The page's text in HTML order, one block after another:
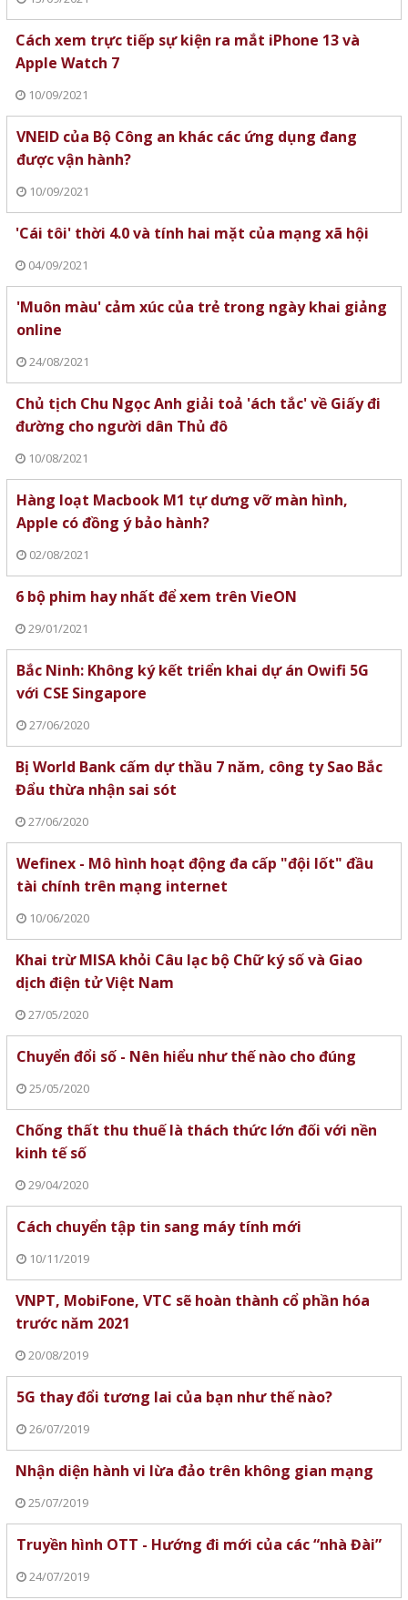
Cách xem trực tiếp sự kiện ra mắt iPhone 13 và
Apple Watch 7
10/09/2021
VNEID của Bộ Công an khác các ứng dụng đang
được vận hành?
10/09/2021
'Cái tôi' thời 4.0 và tính hai mặt của mạng xã hội
04/09/2021
'Muôn màu' cảm xúc của trẻ trong ngày khai giảng
online
24/08/2021
Chủ tịch Chu Ngọc Anh giải toả 'ách tắc' về Giấy đi
đường cho người dân Thủ đô
10/08/2021
Hàng loạt Macbook M1 tự dưng vỡ màn hình,
Apple có đồng ý bảo hành?
02/08/2021
6 bộ phim hay nhất để xem trên VieON
29/01/2021
Bắc Ninh: Không ký kết triển khai dự án Owifi 5G
với CSE Singapore
27/06/2020
Bị World Bank cấm dự thầu 7 năm, công ty Sao Bắc
Đẩu thừa nhận sai sót
27/06/2020
Wefinex - Mô hình hoạt động đa cấp "đội lốt" đầu
tài chính trên mạng internet
10/06/2020
Khai trừ MISA khỏi Câu lạc bộ Chữ ký số và Giao
dịch điện tử Việt Nam
27/05/2020
Chuyển đổi số - Nên hiểu như thế nào cho đúng
25/05/2020
Chống thất thu thuế là thách thức lớn đối với nền
kinh tế số
29/04/2020
Cách chuyển tập tin sang máy tính mới
10/11/2019
VNPT, MobiFone, VTC sẽ hoàn thành cổ phần hóa
trước năm 2021
20/08/2019
5G thay đổi tương lai của bạn như thế nào?
26/07/2019
Nhận diện hành vi lừa đảo trên không gian mạng
25/07/2019
Truyền hình OTT - Hướng đi mới của các “nhà Đài”
24/07/2019